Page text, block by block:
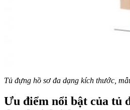
Tủ đựng hồ sơ đa dạng kích thước,
Ưu điểm nổi bật của tủ